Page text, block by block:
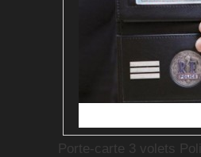
Porte-carte 3 volets